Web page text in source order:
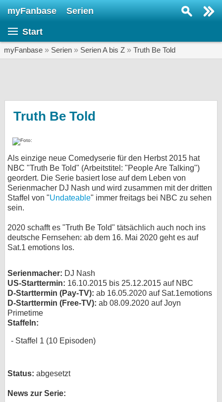
myFanbase Serien
Start
myFanbase » Serien » Serien A bis Z » Truth Be Told
Truth Be Told
Als einzige neue Comedyserie für den Herbst 2015 hat
NBC "Truth Be Told" (Arbeitstitel: "People Are Talking")
geordert. Die Serie basiert lose auf dem Leben von
Serienmacher DJ Nash und wird zusammen mit der dritten
Staffel von "Undateable" immer freitags bei NBC zu sehen
sein.
2020 schafft es "Truth Be Told" tätsächlich auch noch ins
deutsche Fernsehen: ab dem 16. Mai 2020 geht es auf
Sat.1 emotions los.
Serienmacher: DJ Nash
US-Starttermin: 16.10.2015 bis 25.12.2015 auf NBC
D-Starttermin (Pay-TV): ab 16.05.2020 auf Sat.1emotions
D-Starttermin (Free-TV): ab 08.09.2020 auf Joyn
Primetime
Staffeln:
Staffel 1 (10 Episoden)
Status: abgesetzt
News zur Serie:
SERIEN
Specials
SERVICE
Gewinnspiele
bei X
Kontakt